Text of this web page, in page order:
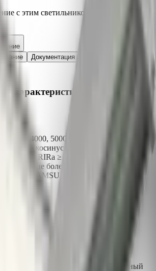
с этим светильником в 3D
Документация
характеристики
3000, 4000, 5000 K
«Д» косинусная
(CRI)
CRIRa ≥ 80
(Кп)
не более 1%
SAMSUNG
алюминиевый профиль
(на трос), накладной, поворотный